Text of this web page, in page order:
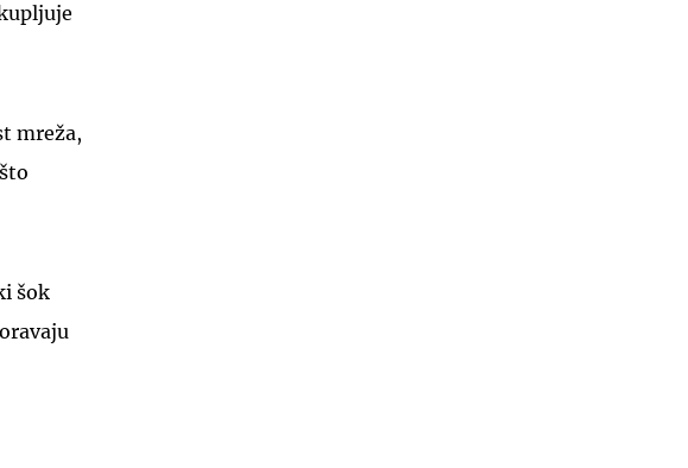
mreža,
šok